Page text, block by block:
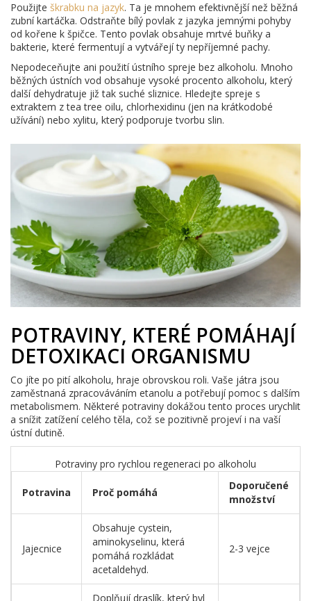
Použijte škrabku na jazyk. Ta je mnohem efektivnější než běžná
zubní kartáčka. Odstraňte bílý povlak z jazyka jemnými pohyby
od kořene k špičce. Tento povlak obsahuje mrtvé buňky a
bakterie, které fermentují a vytvářejí ty nepříjemné pachy.
Nepodeceňujte ani použití ústního spreje bez alkoholu. Mnoho
běžných ústních vod obsahuje vysoké procento alkoholu, který
další dehydratuje již tak suché sliznice. Hledejte spreje s
extraktem z tea tree oilu, chlorhexidinu (jen na krátkodobé
užívání) nebo xylitu, který podporuje tvorbu slin.
POTRAVINY, KTERÉ POMÁHAJÍ
DETOXIKACI ORGANISMU
Co jíte po pití alkoholu, hraje obrovskou roli. Vaše játra jsou
zaměstnaná zpracováváním etanolu a potřebují pomoc s dalším
metabolismem. Některé potraviny dokážou tento proces urychlit
a snížit zatížení celého těla, což se pozitivně projeví i na vaší
ústní dutině.
Potraviny pro rychlou regeneraci po alkoholu
Potravina Proč pomáhá
Doporučené
množství
Jajecnice
Obsahuje cystein,
aminokyselinu, která
pomáhá rozkládat
acetaldehyd.
2-3 vejce
Doplňují draslík, který byl